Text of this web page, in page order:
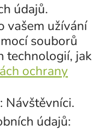
údajů.
vašem užívání
souborů
technologií, jak
ochrany
Návštěvníci.
údajů: